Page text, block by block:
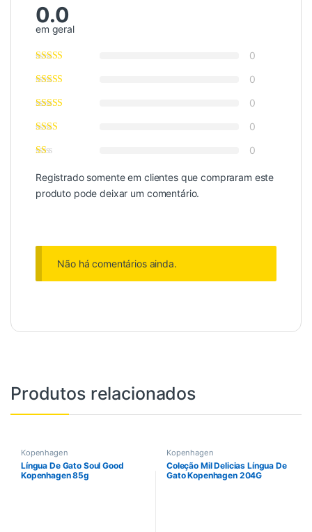
0.0
em geral
0
0
0
0
0
Registrado somente em clientes que compraram este
produto pode deixar um comentário.
Não há comentários ainda.
Produtos relacionados
Kopenhagen
Língua De Gato Soul Good
Kopenhagen 85g
Kopenhagen
Coleção Mil Delicias Língua De
Gato Kopenhagen 204G